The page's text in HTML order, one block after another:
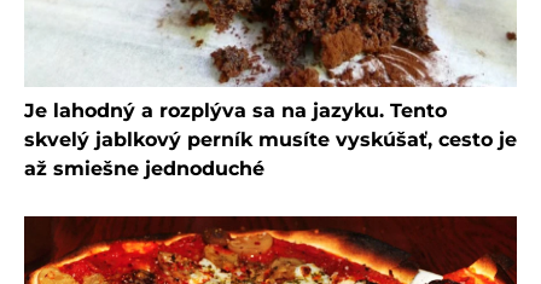
Je lahodný a rozplýva sa na jazyku. Tento
skvelý jablkový perník musíte vyskúšať, cesto je
až smiešne jednoduché